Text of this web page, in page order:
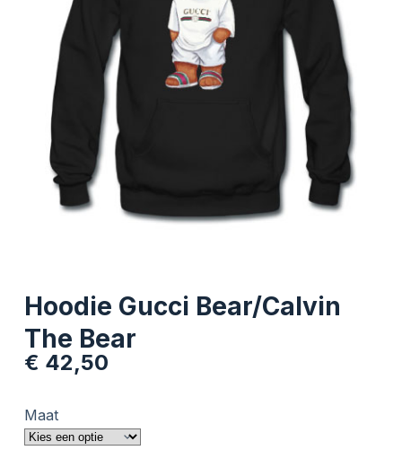
Hoodie Gucci Bear/Calvin
The Bear
€ 42,50
Maat